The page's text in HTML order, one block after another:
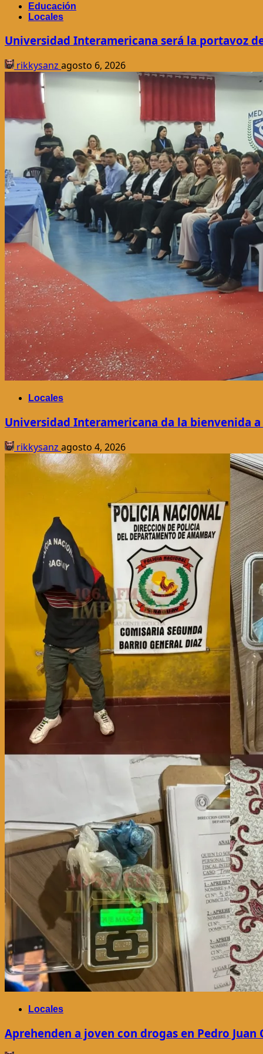
Educación
Locales
Universidad Interamericana será la portavoz
rikkysanz agosto 6, 2026
Locales
Universidad Interamericana da la bienvenida
rikkysanz agosto 4, 2026
Locales
Aprehenden a joven con drogas en Pedro Juan